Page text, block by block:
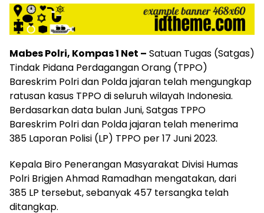
Mabes Polri, Kompas 1 Net – Satuan Tugas (Satgas)
Tindak Pidana Perdagangan Orang (TPPO)
Bareskrim Polri dan Polda jajaran telah mengungkap
ratusan kasus TPPO di seluruh wilayah Indonesia.
Berdasarkan data bulan Juni, Satgas TPPO
Bareskrim Polri dan Polda jajaran telah menerima
385 Laporan Polisi (LP) TPPO per 17 Juni 2023.
Kepala Biro Penerangan Masyarakat Divisi Humas
Polri Brigjen Ahmad Ramadhan mengatakan, dari
385 LP tersebut, sebanyak 457 tersangka telah
ditangkap.